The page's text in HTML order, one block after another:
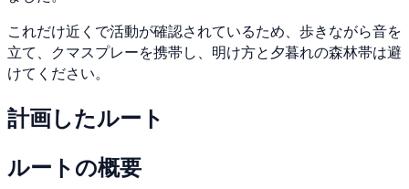
これだけ近くで活動が確認されているため、歩きながら音を
立て、クマスプレーを携帯し、明け方と夕暮れの森林帯は避
けてください。
計画したルート
ルートの概要